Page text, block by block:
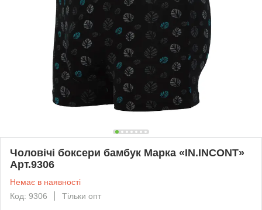
Чоловічі боксери бамбук Марка «IN.INCONT»
Арт.9306
Немає в наявності
Код: 9306
Тільки опт